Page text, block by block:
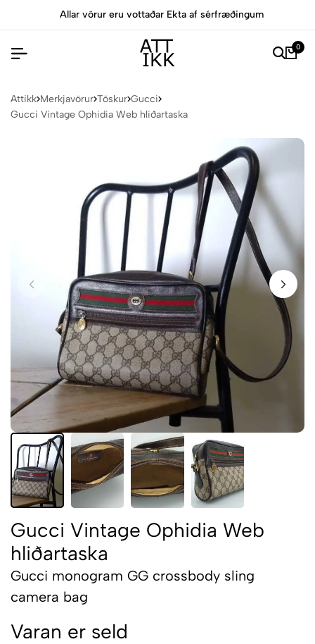
Allar vörur eru vottaðar Ekta af sérfræðingum
0
Attikk Merkjavörur Töskur Gucci
Gucci Vintage Ophidia Web hliðartaska
Gucci Vintage Ophidia Web
hliðartaska
Gucci monogram GG crossbody sling
camera bag
Varan er seld